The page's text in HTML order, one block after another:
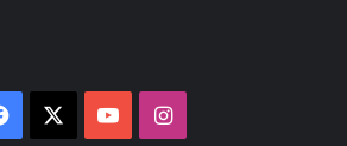
Facebook YouTubeInstagram